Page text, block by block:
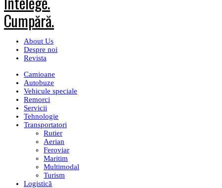
About Us
Despre noi
Revista
Camioane
Autobuze
Vehicule speciale
Remorci
Servicii
Tehnologie
Transportatori
Rutier
Aerian
Feroviar
Maritim
Multimodal
Turism
Logistică